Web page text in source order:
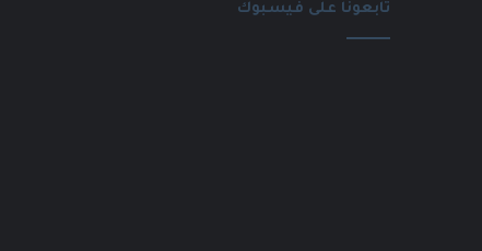
تابعونا على فيسبوك